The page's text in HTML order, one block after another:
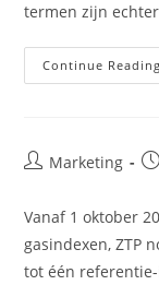
termen zijn
Continue Reading
PostMarketing
Vanaf 1 oktober
gasindexen, ZTP
tot één